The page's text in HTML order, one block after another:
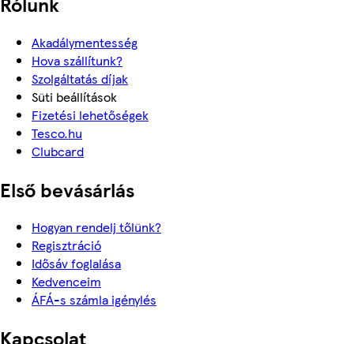
Akadálymentesség
Hova szállítunk?
Szolgáltatás díjak
Süti beállítások
Fizetési lehetőségek
Tesco.hu
Clubcard
Első bevásárlás
Hogyan rendelj tőlünk?
Regisztráció
Idősáv foglalása
Kedvenceim
ÁFÁ-s számla igénylés
Kapcsolat